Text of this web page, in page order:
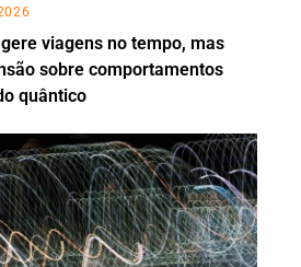
viagens no tempo, mas
sobre comportamentos
quântico